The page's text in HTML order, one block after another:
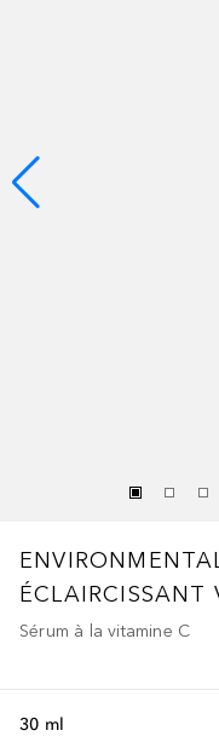
ÉCLAIRCISSANT
Sérum à la vitamine C
30 ml